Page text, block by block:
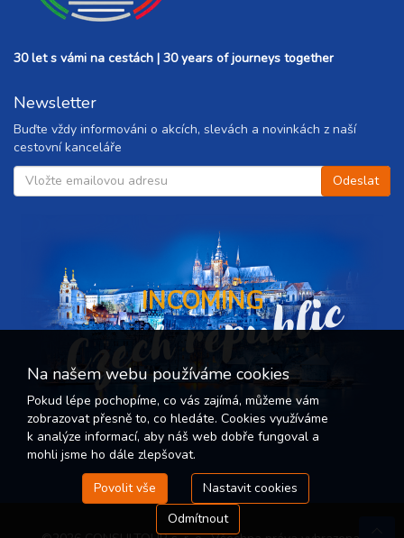
30 let s vámi na cestách | 30 years of journeys together
Newsletter
Buďte vždy informováni o akcích, slevách a novinkách z naší
cestovní kanceláře
INCOMING
Czech republic
Na našem webu používáme cookies
Pokud lépe pochopíme, co vás zajímá, můžeme vám
zobrazovat přesně to, co hledáte. Cookies využíváme
k analýze informací, aby náš web dobře fungoval a
mohli jsme ho dále zlepšovat.
Povolit vše
Nastavit cookies
Odmítnout